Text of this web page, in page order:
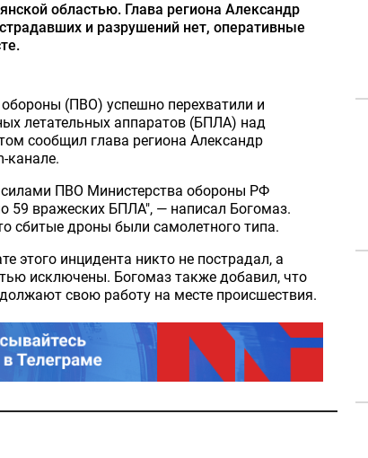
областью. Глава региона Александр
и разрушений нет, оперативные
(ПВО) успешно перехватили и
летательных аппаратов (БПЛА) над
сообщил глава региона Александр
канале.
ПВО Министерства обороны РФ
59 вражеских БПЛА", — написал Богомаз.
сбитые дроны были самолетного типа.
этого инцидента никто не пострадал, а
исключены. Богомаз также добавил, что
свою работу на месте происшествия.